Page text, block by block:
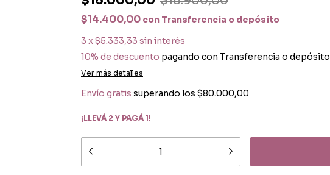
$14.400,00 con Transferencia o depósito
3 x$5.333,33 sin interés
10% de descuento pagando con Transferencia o depósito
Ver más detalles
Envío gratis superando los $80.000,00
¡LLEVÁ 2 Y PAGÁ 1!